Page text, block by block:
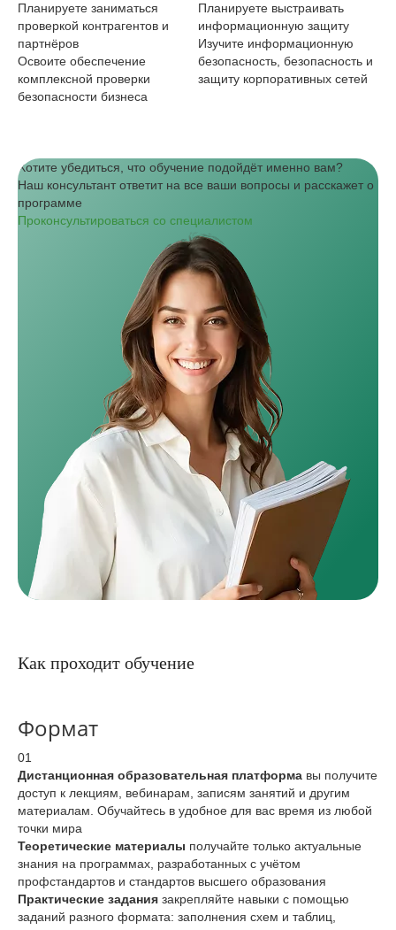
Планируете заниматься
проверкой контрагентов и
партнёров
Освоите обеспечение
комплексной проверки
безопасности бизнеса
Планируете выстраивать
информационную защиту
Изучите информационную
безопасность, безопасность и
защиту корпоративных сетей
Хотите убедиться, что обучение подойдёт именно вам?
Наш консультант ответит на все ваши вопросы и расскажет о
программе
Проконсультироваться со специалистом
Как проходит обучение
Формат
01
Дистанционная образовательная платформа вы получите
доступ к лекциям, вебинарам, записям занятий и другим
материалам. Обучайтесь в удобное для вас время из любой
точки мира
Теоретические материалы получайте только актуальные
знания на программах, разработанных с учётом
профстандартов и стандартов высшего образования
Практические задания закрепляйте навыки с помощью
заданий разного формата: заполнения схем и таблиц,